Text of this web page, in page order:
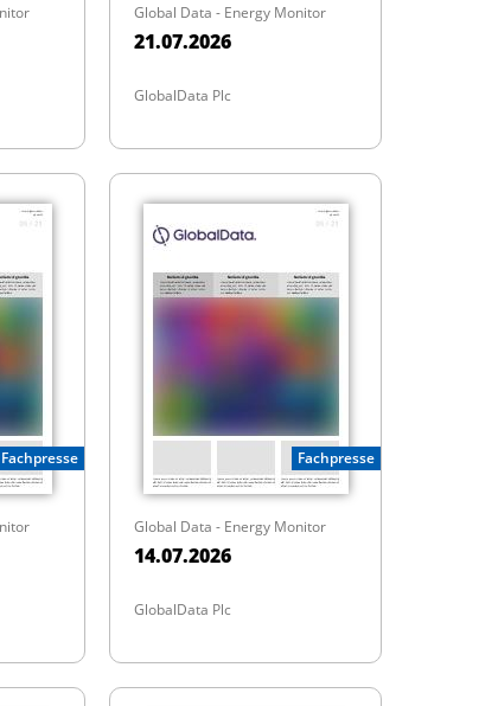
Global Data - Energy Monitor
21.07.2026
GlobalData Plc
Fachpresse Fachpresse
Global Data - Energy Monitor
14.07.2026
GlobalData Plc